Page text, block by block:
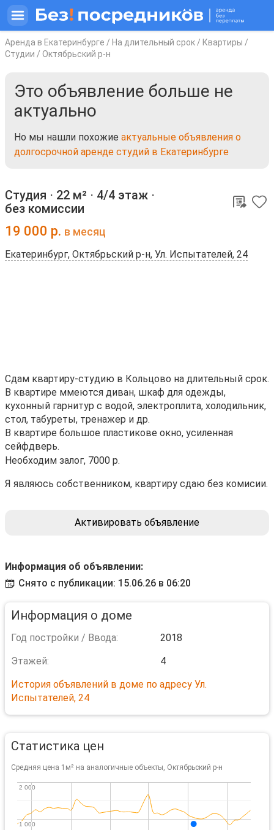
Аренда в Екатеринбурге / На длительный срок / Квартиры /
Студии / Октябрьский р-н
Это объявление больше не
актуально
Но мы нашли похожие актуальные объявления о
долгосрочной аренде студий в Екатеринбурге
Студия ⋅ 22 м² ⋅ 4/4 этаж ⋅
без комиссии
19 000 р. в месяц
Екатеринбург, Октябрьский р-н, Ул. Испытателей, 24
Сдам квартиру-студию в Кольцово на длительный срок.
В квартире ммеются диван, шкаф для одежды,
кухонный гарнитур с водой, электроплита, холодильник,
стол, табуреты, тренажер и др.
В квартире большое пластикове окно, усиленная
сейфдверь.
Необходим залог, 7000 р.
Я являюсь собственником, квартиру сдаю без комисии.
Активировать объявление
Информация об объявлении:
Снято с публикации: 15.06.26 в 06:20
Информация о доме
Год постройки / Ввода:
2018
Этажей:
4
История объявлений в доме по адресу Ул.
Испытателей, 24
Статистика цен
Средняя цена 1м² на аналогичные объекты, Октябрьский р-н
1 000
1 000
2 000
2 000